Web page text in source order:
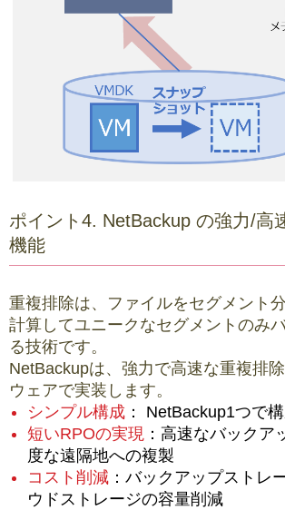
ポイント4. NetBackup の強力/高
機能
重複排除は、ファイルをセグメント
計算してユニークなセグメントのみ
る技術です。
NetBackupは、強力で高速な重複排
ウェアで実装します。
シンプル構成： NetBackup1つで
短いRPOの実現：高速なバックア
度な遠隔地への複製
コスト削減：バックアップストレ
ウドストレージの容量削減